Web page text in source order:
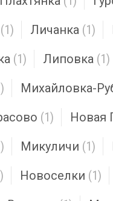
(1) Личанка (1)
(1) Липовка (1)
Михайловка-
(1) Новая
Микуличи (1)
Новоселки (1)